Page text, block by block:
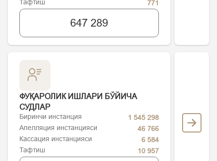
Тафтиш
771
647 289
ФУҚАРОЛИК ИШЛАРИ БЎЙИЧА
СУДЛАР
Биринчи инстанция
1 545 298
Апелляция инстанцияси
46 766
Кассация инстанцияси
6 584
Тафтиш
10 957